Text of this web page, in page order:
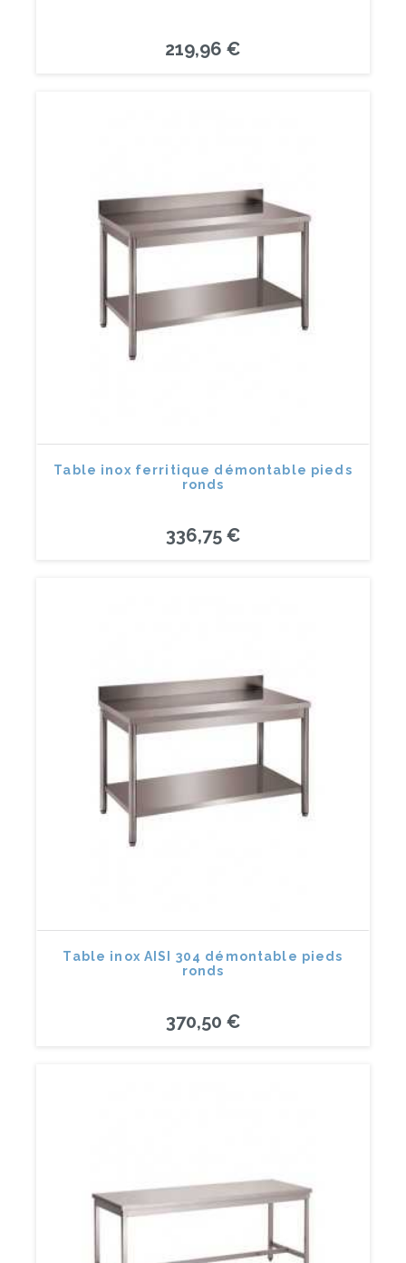
219,96 €
Table inox ferritique démontable pieds
ronds
336,75 €
Table inox AISI 304 démontable pieds
ronds
370,50 €